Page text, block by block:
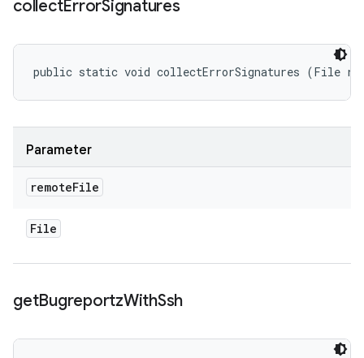
collectErrorSignatures
public static void collectErrorSignatures (File
Parameter
remoteFile
File
getBugreportzWithSsh